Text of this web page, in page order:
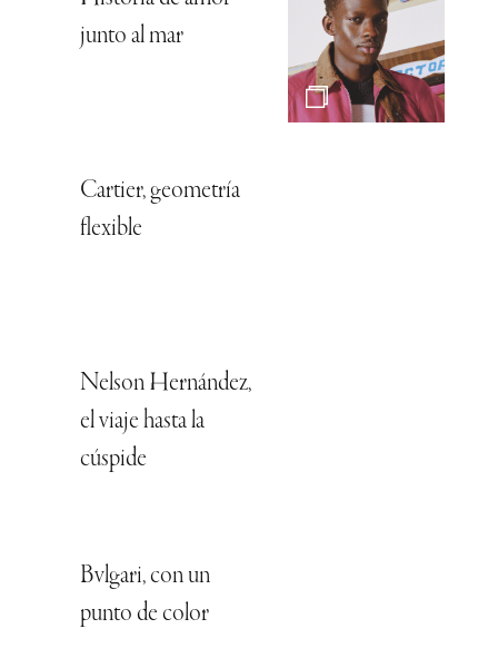
junto al mar
Cartier, geometría
flexible
Nelson Hernández,
el viaje hasta la
cúspide
Bvlgari, con un
punto de color